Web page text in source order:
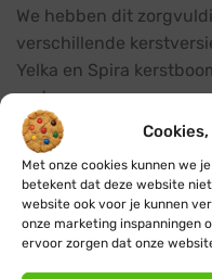
Met onze cookies kunnen we
betekent dat deze website
website ook voor je kunnen
onze marketing inspanningen
ervoor zorgen dat onze
We hebben dit
verschillende
Yelka en Spira
maten.
Kerstdecoratie in
kleuren, vormen
Deze blauwe
een iets kleinere maat